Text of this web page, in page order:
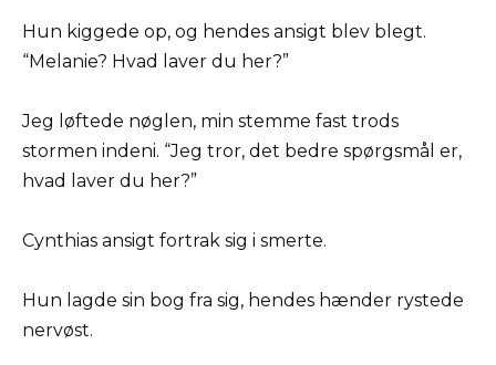
Hun kiggede op, og hendes ansigt blev blegt.
“Melanie? Hvad laver du her?”
Jeg løftede nøglen, min stemme fast trods
stormen indeni. “Jeg tror, det bedre spørgsmål er,
hvad laver du her?”
Cynthias ansigt fortrak sig i smerte.
Hun lagde sin bog fra sig, hendes hænder rystede
nervøst.